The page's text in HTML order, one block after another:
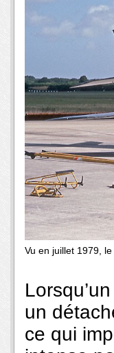
Vu en juillet 1979,
un
ce qui